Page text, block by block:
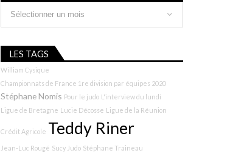
LES TAGS
William Cysique
Championnats de France 1re division par équipes 2020
Stéphane Nomis Pour le judo L'interview du lundi
Ligue de Bretagne Lucie Décosse Ligue de la Réunion
Crédit Agricole Teddy Riner
Jean-Luc Rougé Sucy Judo Stéphane Traineau